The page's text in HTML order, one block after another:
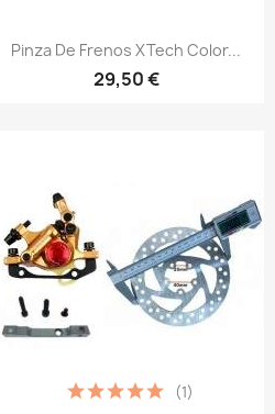
Vista rápida
Pinza De Frenos XTech Color...
29,50 €
(1)